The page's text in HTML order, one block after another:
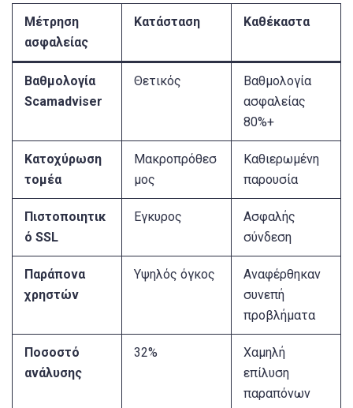
Μέτρηση
ασφαλείας
Κατάσταση Καθέκαστα
Βαθμολογία
Scamadviser
Θετικός
Βαθμολογία
ασφαλείας
80%+
Κατοχύρωση
τομέα
Μακροπρόθεσ
μος
Καθιερωμένη
παρουσία
Πιστοποιητικ
ό SSL
Εγκυρος
Ασφαλής
σύνδεση
Παράπονα
χρηστών
Υψηλός όγκος
Αναφέρθηκαν
συνεπή
προβλήματα
Ποσοστό
ανάλυσης
32%
Χαμηλή
επίλυση
παραπόνων